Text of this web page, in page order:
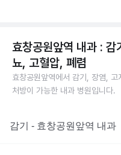
효창공원앞역 내과 :
뇨, 고혈압, 폐렴
효창공원앞역에서 감기, 장염,
처방이 가능한 내과 병원입니다.
감기 - 효창공원앞역 내과